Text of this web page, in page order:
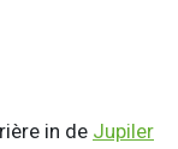
in de Jupiler